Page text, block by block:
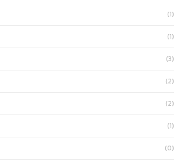
(1)
(1)
(3)
(2)
(2)
(1)
(0)